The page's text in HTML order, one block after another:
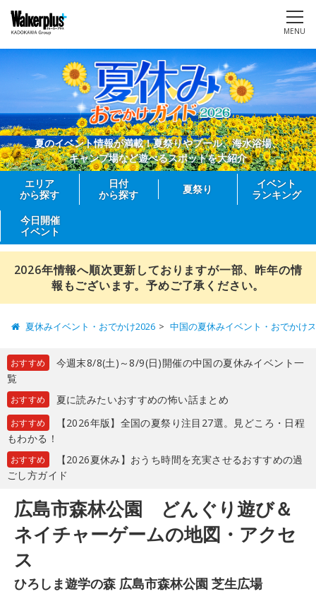
MENU
夏のイベント情報が満載！夏祭りやプール、海水浴場、
キャンプ場など遊べるスポットを大紹介
エリア
から探す
日付
から探す
夏祭り
イベント
ランキング
今日開催
イベント
2026年情報へ順次更新しておりますが一部、昨年の情
報もございます。予めご了承ください。
夏休みイベント・おでかけ2026 中国の夏休みイベント・おでかけ
おすすめ
今週末8/8(土)～8/9(日)開催の中国の夏休みイベント一
覧
おすすめ 夏に読みたいおすすめの怖い話まとめ
おすすめ
【2026年版】全国の夏祭り注目27選。見どころ・日程
もわかる！
おすすめ
【2026夏休み】おうち時間を充実させるおすすめの過
ごし方ガイド
広島市森林公園 どんぐり遊び＆
ネイチャーゲームの地図・アクセ
ス
ひろしま遊学の森 広島市森林公園 芝生広場